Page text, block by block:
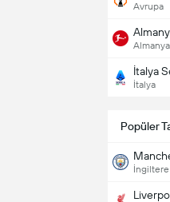
Avrupa
Almanya
İtalya
İtalya
Popüler
İngiltere